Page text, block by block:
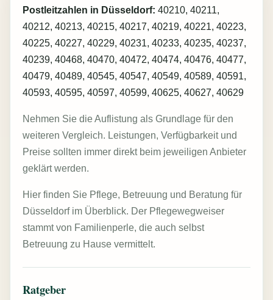
Postleitzahlen in Düsseldorf: 40210, 40211,
40212, 40213, 40215, 40217, 40219, 40221, 40223,
40225, 40227, 40229, 40231, 40233, 40235, 40237,
40239, 40468, 40470, 40472, 40474, 40476, 40477,
40479, 40489, 40545, 40547, 40549, 40589, 40591,
40593, 40595, 40597, 40599, 40625, 40627, 40629
Nehmen Sie die Auflistung als Grundlage für den
weiteren Vergleich. Leistungen, Verfügbarkeit und
Preise sollten immer direkt beim jeweiligen Anbieter
geklärt werden.
Hier finden Sie Pflege, Betreuung und Beratung für
Düsseldorf im Überblick. Der Pflegewegweiser
stammt von Familienperle, die auch selbst
Betreuung zu Hause vermittelt.
Ratgeber